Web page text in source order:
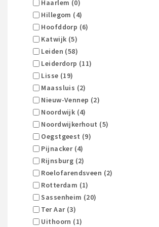
Haarlem (0)
Hillegom (4)
Hoofddorp (6)
Katwijk (5)
Leiden (58)
Leiderdorp (11)
Lisse (19)
Maassluis (2)
Nieuw-Vennep (2)
Noordwijk (4)
Noordwijkerhout (5)
Oegstgeest (9)
Pijnacker (4)
Rijnsburg (2)
Roelofarendsveen (2)
Rotterdam (1)
Sassenheim (20)
Ter Aar (3)
Uithoorn (1)